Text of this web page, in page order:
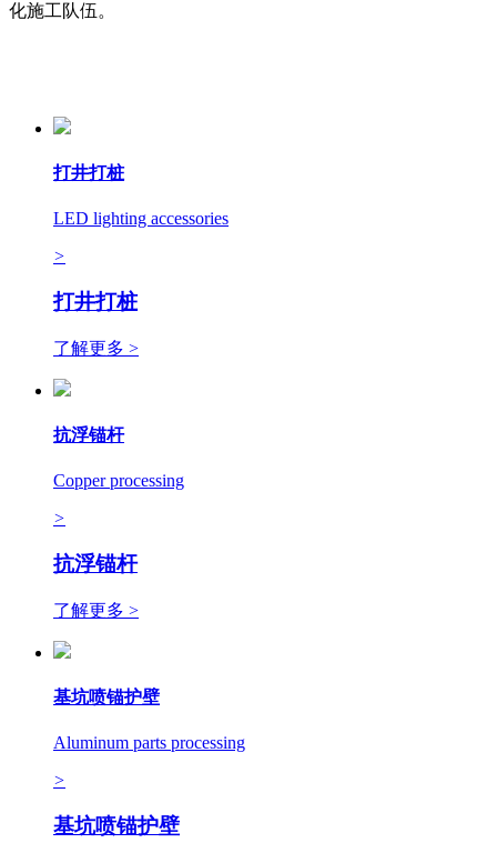
化施工队伍。
打井打桩
LED lighting accessories
>
打井打桩
了解更多 >
抗浮锚杆
Copper processing
>
抗浮锚杆
了解更多 >
基坑喷锚护壁
Aluminum parts processing
>
基坑喷锚护壁